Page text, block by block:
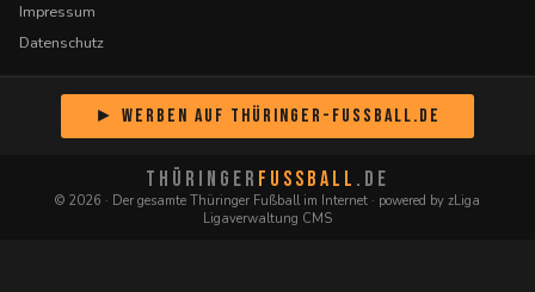
Impressum
Datenschutz
► Werben auf Thüringer-Fussball.de
THÜRINGER FUSSBALL .DE
© 2026 · Der gesamte Thüringer Fußball im Internet · powered by zLiga
Ligaverwaltung CMS